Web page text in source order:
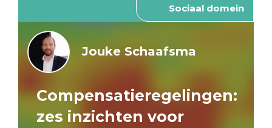
Sociaal domein
Jouke Schaafsma
Compensatieregelingen:
zes inzichten voor